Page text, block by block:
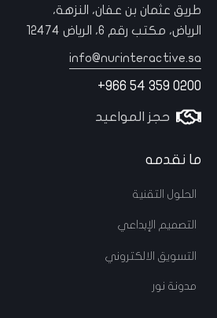
طريق عثمان بن عفان، النزهة،
الرياض، مكتب رقم 6، الرياض 12474
info@nurinteractive.sa
+966 54 359 0200
حجز المواعيد
ما نقدمه
الحلول التقنية
التصميم الإبداعي
التسويق الالكتروني
مدونة نور